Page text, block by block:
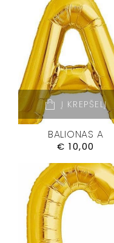
Į KREPŠELĮ
BALIONAS A
€ 10,00